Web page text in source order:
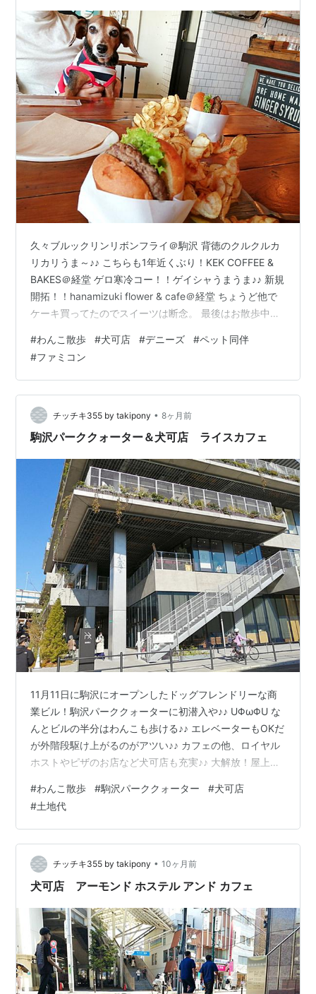
久々ブルックリンリボンフライ＠駒沢 背徳のクルクルカ
リカリうま～♪♪ こちらも1年近くぶり！KEK COFFEE &
BAKES＠経堂 ゲロ寒冷コー！！ゲイシャうまうま♪♪ 新規
開拓！！hanamizuki flower & cafe＠経堂 ちょうど他で
ケーキ買ってたのでスイーツは断念。 最後はお散歩中に
＠国領 調布店と言いつつ国領に近いんだが狛江から来
た。？ めっさテラス！良いテラス！ てかファミレスご飯
とか10年以上ぶり！？ 国領までお散歩♪♪ 京王線路跡地が
イイ感じの遊歩道になってたので、次回は調布まで攻め
てみるべ♪♪ 国領ブコフにてフ…
#わんこ散歩 #犬可店 #デニーズ #ペット同伴
#ファミコン
チッチキ355 by takipony • 8ヶ月前
駒沢パーククォーター＆犬可店 ライスカフェ
11月11日に駒沢にオープンしたドッグフレンドリーな商
業ビル！駒沢パーククォーターに初潜入や♪♪ UΦωΦU な
んとビルの半分はわんこも歩ける♪♪ エレベーターもOKだ
が外階段駆け上がるのがアツい♪♪ カフェの他、ロイヤル
ホストやピザのお店など犬可店も充実♪♪ 大解放！屋上ビ
面♪♪ 246号＆首都高♪♪ ただ今回はテナント入らず、界隈
で新規開拓！ ライスカフェ＠駒沢 看板犬も店内ｳﾛｳﾛ
♪♪U^ω^U さて、最後に成城石井で買い出しして駐車場で
精算！と思ったら… 提携割引店が超少ない！2Hちょいで
2500円！残念！
#わんこ散歩 #駒沢パーククォーター #犬可店
#土地代
チッチキ355 by takipony • 10ヶ月前
犬可店 アーモンド ホステル アンド カフェ